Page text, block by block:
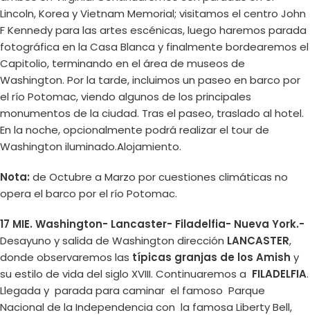
Lincoln, Korea y Vietnam Memorial; visitamos el centro John
F Kennedy para las artes escénicas, luego haremos parada
fotográfica en la Casa Blanca y finalmente bordearemos el
Capitolio, terminando en el área de museos de
Washington. Por la tarde, incluimos un paseo en barco por
el río Potomac, viendo algunos de los principales
monumentos de la ciudad. Tras el paseo, traslado al hotel.
En la noche, opcionalmente podrá realizar el tour de
Washington iluminado.Alojamiento.
Nota: de Octubre a Marzo por cuestiones climáticas no
opera el barco por el río Potomac.
17 MIE. Washington- Lancaster- Filadelfia- Nueva York.-
Desayuno y salida de Washington dirección LANCASTER,
donde observaremos las típicas granjas de los Amish y
su estilo de vida del siglo XVIII. Continuaremos a FILADELFIA.
Llegada y parada para caminar el famoso Parque
Nacional de la Independencia con la famosa Liberty Bell,